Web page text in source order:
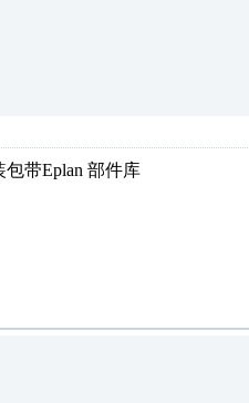
带Eplan 部件库